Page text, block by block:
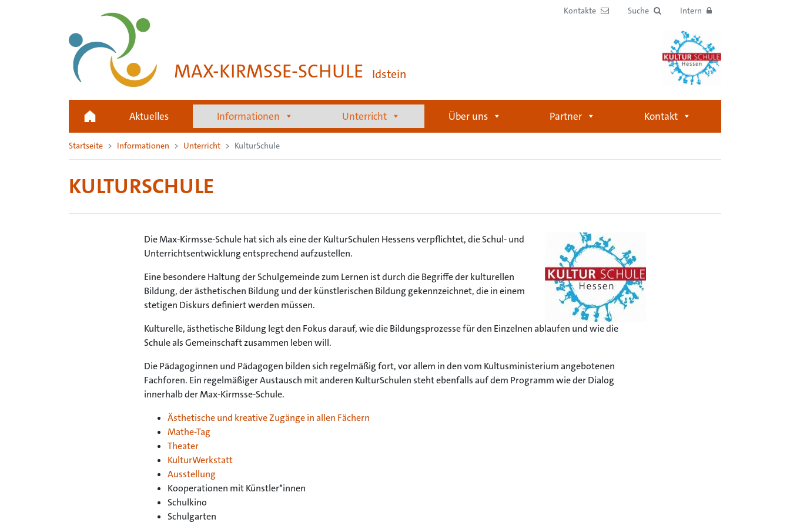
MAX-KIRMSSE-SCHULE Idstein
Kontakte Suche Intern
Aktuelles Informationen Unterricht Über uns Partner Kontakt
Startseite Informationen Unterricht KulturSchule
KULTURSCHULE
Die Max-Kirmsse-Schule hat sich als eine der KulturSchulen Hessens verpflichtet, die Schul- und
Unterrichtsentwicklung entsprechend aufzustellen.
Eine besondere Haltung der Schulgemeinde zum Lernen ist durch die Begriffe der kulturellen
Bildung, der ästhetischen Bildung und der künstlerischen Bildung gekennzeichnet, die in einem
stetigen Diskurs definiert werden müssen.
Kulturelle, ästhetische Bildung legt den Fokus darauf, wie die Bildungsprozesse für den Einzelnen ablaufen und wie die
Schule als Gemeinschaft zusammen leben will.
Die Pädagoginnen und Pädagogen bilden sich regelmäßig fort, vor allem in den vom Kultusministerium angebotenen
Fachforen. Ein regelmäßiger Austausch mit anderen KulturSchulen steht ebenfalls auf dem Programm wie der Dialog
innerhalb der Max-Kirmsse-Schule.
Ästhetische und kreative Zugänge in allen Fächern
Mathe-Tag
Theater
KulturWerkstatt
Ausstellung
Kooperationen mit Künstler*innen
Schulkino
Schulgarten